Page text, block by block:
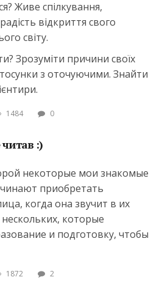
Живе спілкування,
відкриття свого
світу.
Зрозуміти причини своїх
з оточуючими. Знайти
1484 0
:)
некоторые мои знакомые
приобретать
когда она звучит в их
которые
и подготовку, чтобы
1872 2